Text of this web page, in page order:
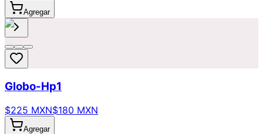
Agregar
Globo-Hp1
$225 MXN$180 MXN
Agregar